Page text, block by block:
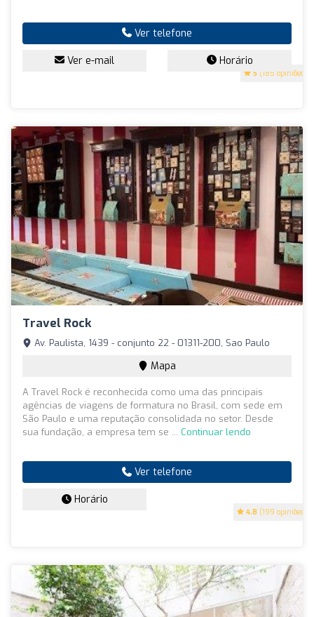
5 (185 opiniões)
Ver telefone
Ver e-mail Horário
Travel Rock
4.8 (199 opiniões)
Av. Paulista, 1439 - conjunto 22 - 01311-200, Sao Paulo
Mapa
A Travel Rock é reconhecida como uma das principais
agências de viagens de formatura no Brasil, com sede em
São Paulo e uma reputação consolidada no setor. Desde
sua fundação, a empresa tem se ... Continuar lendo
Ver telefone
Horário